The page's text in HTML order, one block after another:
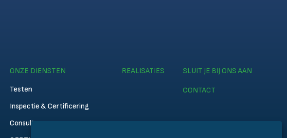
ONZE DIENSTEN
Testen
Inspectie & Certificering
Consultancy
REALISATIES SLUIT JE BIJ ONS AAN
CONTACT